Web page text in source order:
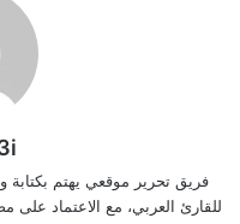
فريق تحرير موقعي يهتم
للقارئ العربي، مع الاعتماد على